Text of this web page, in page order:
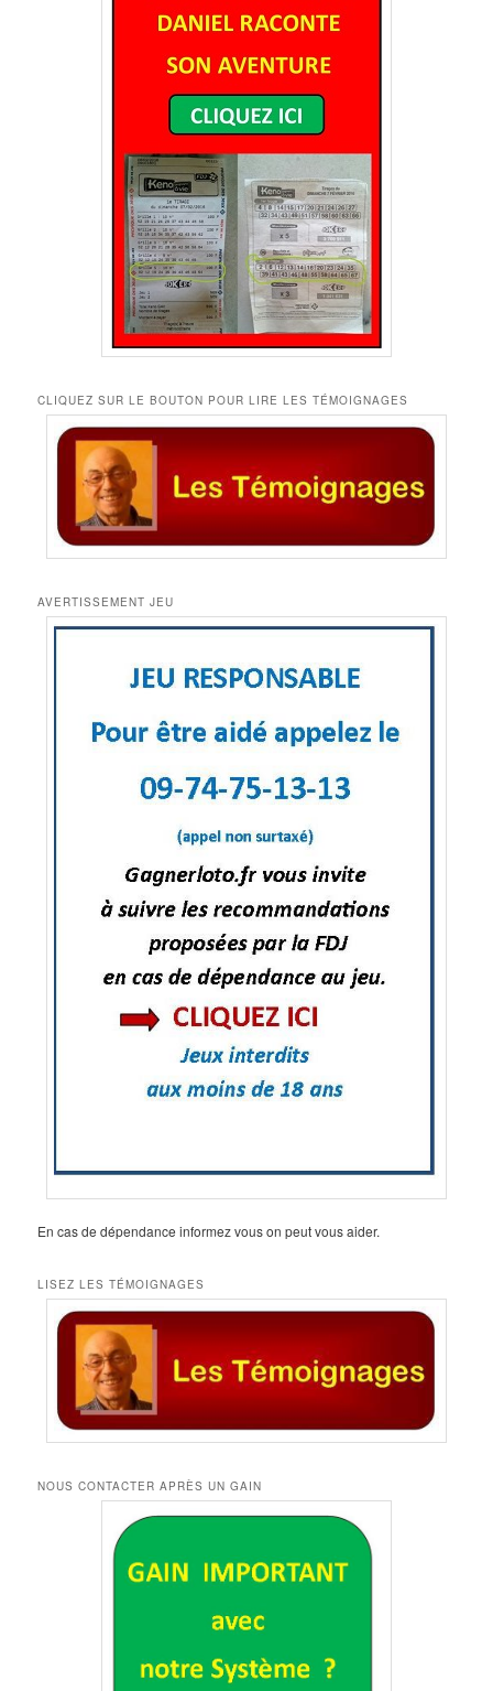
CLIQUEZ SUR LE BOUTON POUR LIRE LES TÉMOIGNAGES
AVERTISSEMENT JEU
En cas de dépendance informez vous on peut vous aider.
LISEZ LES TÉMOIGNAGES
NOUS CONTACTER APRÈS UN GAIN